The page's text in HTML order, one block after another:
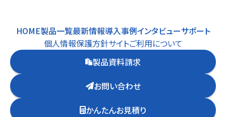
HOME製品一覧最新情報導入事例インタビューサポート
個人情報保護方針サイトご利用について
製品資料請求
お問い合わせ
かんたんお見積り